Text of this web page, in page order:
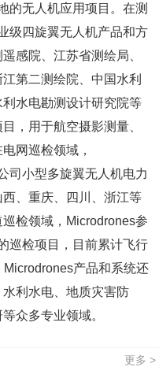
的无人机应用项目。在测
级四旋翼无人机产品和方
感院、江苏省测绘局、
第二测绘院、中国水利
水电勘测设计研究院等
，用于航空摄影测量、
网巡检领域，
司小型多旋翼无人机电力
、重庆、四川、浙江等
检领域，Microdrones参
巡检项目，目前累计飞行
产品和系统还
利水电、地质灾害防
众多专业领域。
更多 >